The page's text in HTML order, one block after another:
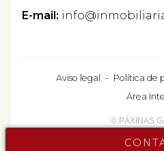
E-mail:
Aviso legal - Política de
Área
© PÁXINAS